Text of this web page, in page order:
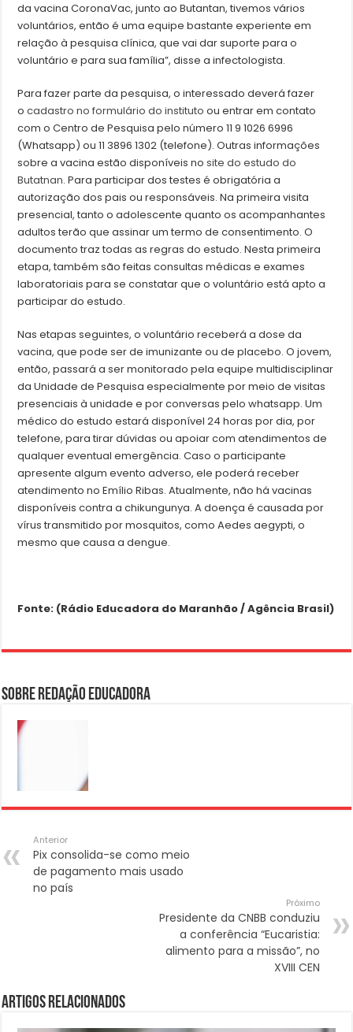
da vacina CoronaVac, junto ao Butantan, tivemos vários
voluntários, então é uma equipe bastante experiente em
relação à pesquisa clínica, que vai dar suporte para o
voluntário e para sua família”, disse a infectologista.
Para fazer parte da pesquisa, o interessado deverá fazer
ocadastro no formulário do instituto ou entrar em contato
com o Centro de Pesquisa pelo número 11 9 1026 6996
(Whatsapp) ou 11 3896 1302 (telefone). Outras informações
sobre a vacina estão disponíveis nosite do estudo do
Butatnan. Para participar dos testes é obrigatória a
autorização dos pais ou responsáveis. Na primeira visita
presencial, tanto o adolescente quanto os acompanhantes
adultos terão que assinar um termo de consentimento. O
documento traz todas as regras do estudo. Nesta primeira
etapa, também são feitas consultas médicas e exames
laboratoriais para se constatar que o voluntário está apto a
participar do estudo.
Nas etapas seguintes, o voluntário receberá a dose da
vacina, que pode ser de imunizante ou de placebo. O jovem,
então, passará a ser monitorado pela equipe multidisciplinar
da Unidade de Pesquisa especialmente por meio de visitas
presenciais à unidade e por conversas pelo whatsapp. Um
médico do estudo estará disponível 24 horas por dia, por
telefone, para tirar dúvidas ou apoiar com atendimentos de
qualquer eventual emergência. Caso o participante
apresente algum evento adverso, ele poderá receber
atendimento no Emílio Ribas. Atualmente, não há vacinas
disponíveis contra a chikungunya. A doença é causada por
vírus transmitido por mosquitos, como Aedes aegypti, o
mesmo que causa a dengue.
Fonte: (Rádio Educadora do Maranhão / Agência Brasil)
Sobre Redação Educadora
Anterior
Pix consolida-se como meio
de pagamento mais usado
no país
Próximo
Presidente da CNBB conduziu
a conferência “Eucaristia:
alimento para a missão”, no
XVIII CEN
Artigos Relacionados